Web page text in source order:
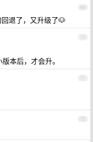
69
退了，又升级了🐶
70
本后，才会升。
71
72